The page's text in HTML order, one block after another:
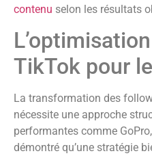
contenu selon les résultats
TikTok pour
La transformation des
nécessite une approche
performantes comme
démontré qu’une stratégie